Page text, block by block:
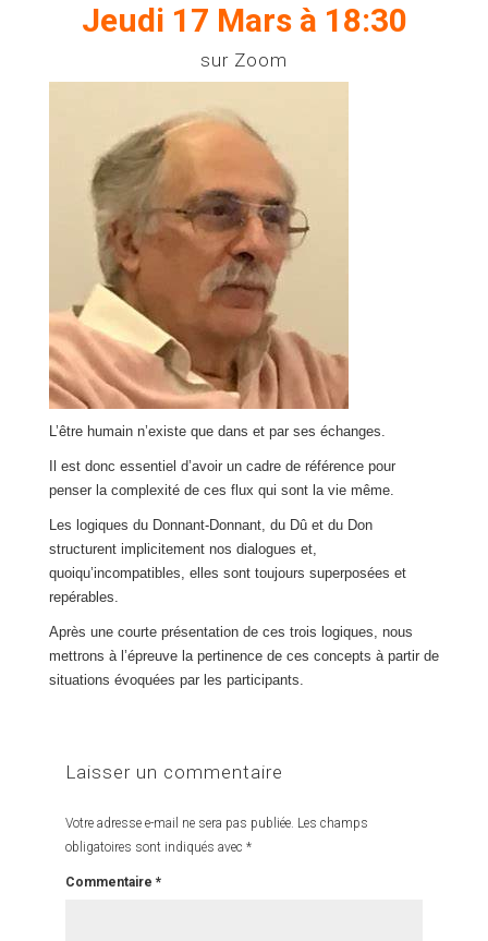
Jeudi 17 Mars à 18:30
sur Zoom
L’être humain n’existe que dans et par ses échanges.
Il est donc essentiel d’avoir un cadre de référence pour
penser la complexité de ces flux qui sont la vie même.
Les logiques du Donnant-Donnant, du Dû et du Don
structurent implicitement nos dialogues et,
quoiqu’incompatibles, elles sont toujours superposées et
repérables.
Après une courte présentation de ces trois logiques, nous
mettrons à l’épreuve la pertinence de ces concepts à partir de
situations évoquées par les participants.
Laisser un commentaire
Votre adresse e-mail ne sera pas publiée. Les champs
obligatoires sont indiqués avec *
Commentaire *